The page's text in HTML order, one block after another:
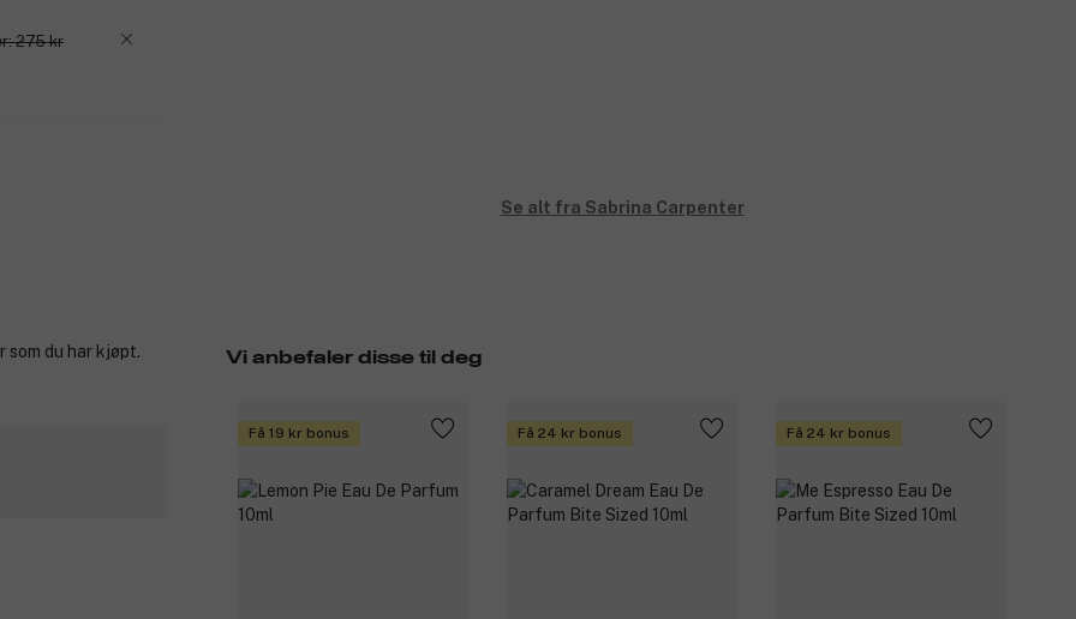
275 kr
Se alt fra Sabrina Carpenter
Vi anbefaler disse til deg
Få 19 kr bonus Få 24 kr bonus Få 24 kr bonus
du har kjøpt.